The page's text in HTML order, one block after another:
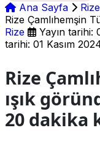
Ana Sayfa
Rize
Rize Çamlıhemşin
süresi 20 dakika
Rize Yayın tarihi:
tarihi: 01 Kasım
Rize
ışık
20 dakika